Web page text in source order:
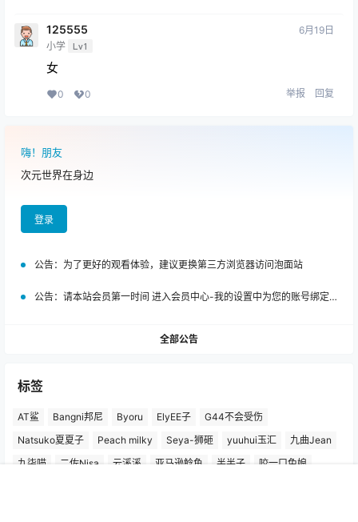
125555
小学 Lv1
6月19日
女
0 0 举报 回复
嗨！朋友
次元世界在身边
登录
公告： 为了更好的观看体验，建议更换第三方浏览器访问泡面站
公告： 请本站会员第一时间 进入会员中心-我的设置中为您的账号绑定邮箱!
全部公告
标签
AT鲨 Bangni邦尼 Byoru ElyEE子
G44不会受伤
Natsuko夏夏子
Peach milky Seya-狮砸 yuuhui玉汇
九曲Jean
九柒喵
二佐Nisa 云溪溪 亚马逊鲶鱼 半半子
咬一口兔娘